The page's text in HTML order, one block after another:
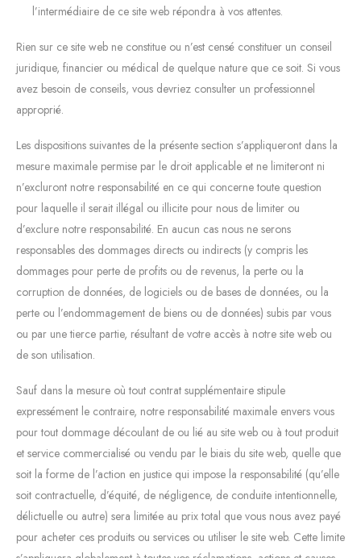
l’intermédiaire de ce site web répondra à vos attentes.
Rien sur ce site web ne constitue ou n’est censé constituer un conseil
juridique, financier ou médical de quelque nature que ce soit. Si vous
avez besoin de conseils, vous devriez consulter un professionnel
approprié.
Les dispositions suivantes de la présente section s’appliqueront dans la
mesure maximale permise par le droit applicable et ne limiteront ni
n’excluront notre responsabilité en ce qui concerne toute question
pour laquelle il serait illégal ou illicite pour nous de limiter ou
d’exclure notre responsabilité. En aucun cas nous ne serons
responsables des dommages directs ou indirects (y compris les
dommages pour perte de profits ou de revenus, la perte ou la
corruption de données, de logiciels ou de bases de données, ou la
perte ou l’endommagement de biens ou de données) subis par vous
ou par une tierce partie, résultant de votre accès à notre site web ou
de son utilisation.
Sauf dans la mesure où tout contrat supplémentaire stipule
expressément le contraire, notre responsabilité maximale envers vous
pour tout dommage découlant de ou lié au site web ou à tout produit
et service commercialisé ou vendu par le biais du site web, quelle que
soit la forme de l’action en justice qui impose la responsabilité (qu’elle
soit contractuelle, d’équité, de négligence, de conduite intentionnelle,
délictuelle ou autre) sera limitée au prix total que vous nous avez payé
pour acheter ces produits ou services ou utiliser le site web. Cette limite